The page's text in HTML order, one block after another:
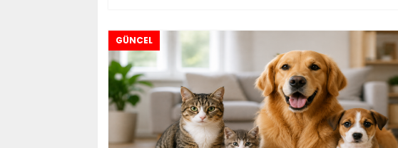
GÜNCEL